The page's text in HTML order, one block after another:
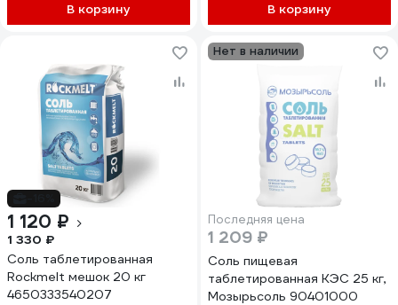
В корзину В корзину
1 120 ₽
1 330 ₽
Соль таблетированная
Rockmelt мешок 20 кг
4650333540207
Нет в наличии
Последняя цена
1 209 ₽
Соль пищевая
таблетированная КЭС 25 кг,
Мозырьсоль 90401000